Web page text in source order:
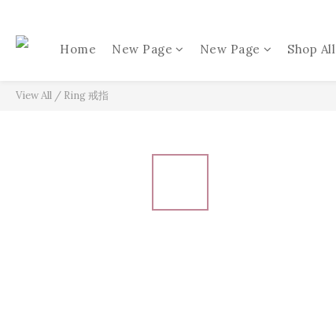
Home New Page New Page Shop All
View All / Ring 戒指